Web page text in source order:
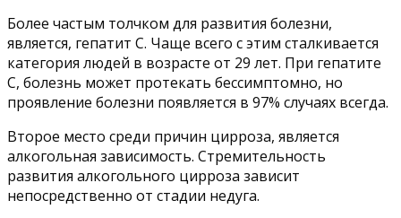
Более частым толчком для развития болезни,
является, гепатит С. Чаще всего с этим сталкивается
категория людей в возрасте от 29 лет. При гепатите
С, болезнь может протекать бессимптомно, но
проявление болезни появляется в 97% случаях всегда.
Второе место среди причин цирроза, является
алкогольная зависимость. Стремительность
развития алкогольного цирроза зависит
непосредственно от стадии недуга.